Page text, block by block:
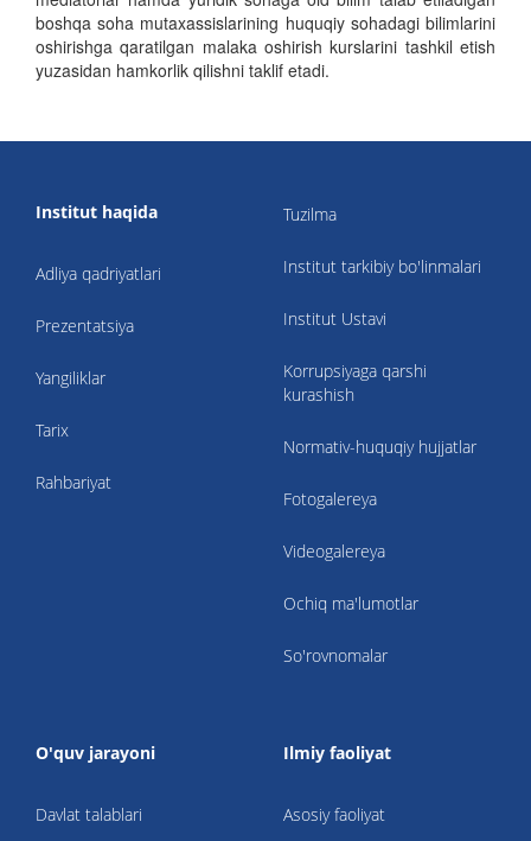
boshqa soha mutaxassislarining huquqiy sohadagi bilimlarini
oshirishga qaratilgan malaka oshirish kurslarini tashkil etish
yuzasidan hamkorlik qilishni taklif etadi.
Institut haqida
Adliya qadriyatlari
Prezentatsiya
Yangiliklar
Tarix
Rahbariyat
Tuzilma
Institut tarkibiy bo'linmalari
Institut Ustavi
Korrupsiyaga qarshi
kurashish
Normativ-huquqiy hujjatlar
Fotogalereya
Videogalereya
Ochiq ma'lumotlar
So'rovnomalar
O'quv jarayoni
Davlat talablari
Ilmiy faoliyat
Asosiy faoliyat